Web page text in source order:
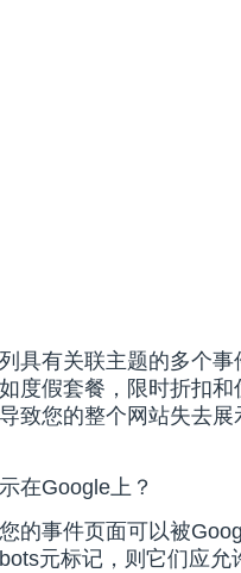
具有关联主题的多个
度假套餐，限时折扣
致您的整个网站失去
在Google上？
的事件页面可以被
元标记，则它们应允